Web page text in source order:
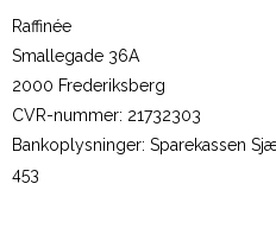
Raffinée
Smallegade 36A
2000 Frederiksberg
CVR-nummer: 21732303
Bankoplysninger: Sparekassen
453